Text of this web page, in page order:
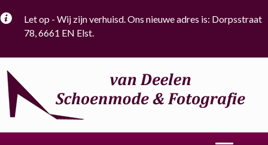
Let op - Wij zijn verhuisd. Ons nieuwe adres is: Dorpsstraat
78, 6661 EN Elst.